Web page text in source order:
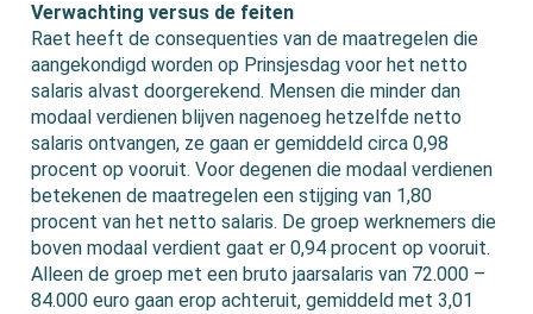
Verwachting versus de feiten
Raet heeft de consequenties van de maatregelen die
aangekondigd worden op Prinsjesdag voor het netto
salaris alvast doorgerekend. Mensen die minder dan
modaal verdienen blijven nagenoeg hetzelfde netto
salaris ontvangen, ze gaan er gemiddeld circa 0,98
procent op vooruit. Voor degenen die modaal verdienen
betekenen de maatregelen een stijging van 1,80
procent van het netto salaris. De groep werknemers die
boven modaal verdient gaat er 0,94 procent op vooruit.
Alleen de groep met een bruto jaarsalaris van 72.000 –
84.000 euro gaan erop achteruit, gemiddeld met 3,01